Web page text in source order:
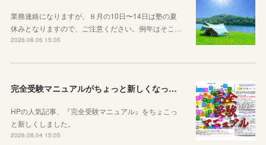
業務連絡になりますが、８月の10日〜14日は塾の夏
休みとなりますので、ご注意ください。例年はそこ…
2026.08.06 15:05
完全受験マニュアルがちょっと新しくなったよ！
HPの人気記事、『完全受験マニュアル』をちょこっ
と新しくしました。
2026.08.04 15:05